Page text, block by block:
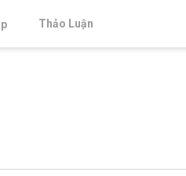
Thảo Luận